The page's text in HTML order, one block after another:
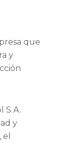
que
y
S.A.
y